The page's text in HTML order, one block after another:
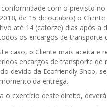
conformidade com o previsto no
de 15 de outubro) o
até 14 (catorze) dias após a
os encargos de transporte
caso, o Cliente mais aceita e
encargos de transporte de
devido da Ecofriendly Shop,
da entrega.
o exercício deste direito,